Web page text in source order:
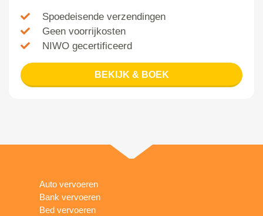
Spoedeisende verzendingen
Geen voorrijkosten
NIWO gecertificeerd
BEKIJK & BOEK
Auto vervoeren
Bank vervoeren
Bed vervoeren